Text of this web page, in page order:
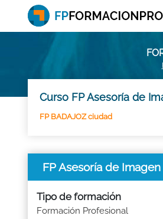
Curso FP Asesoría de
FP BADAJOZ ciudad
FP Asesoría de
Tipo de formación
Formación Profesional